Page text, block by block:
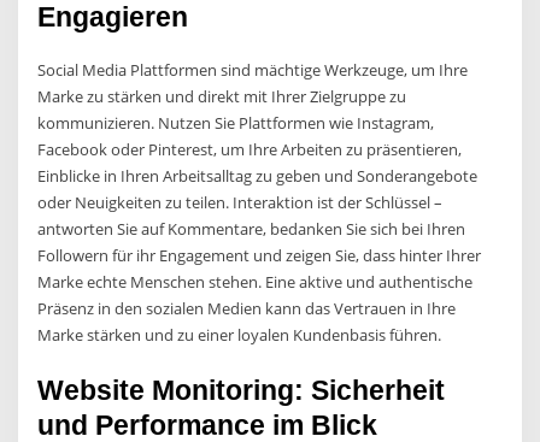
Engagieren
Social Media Plattformen sind mächtige Werkzeuge, um Ihre
Marke zu stärken und direkt mit Ihrer Zielgruppe zu
kommunizieren. Nutzen Sie Plattformen wie Instagram,
Facebook oder Pinterest, um Ihre Arbeiten zu präsentieren,
Einblicke in Ihren Arbeitsalltag zu geben und Sonderangebote
oder Neuigkeiten zu teilen. Interaktion ist der Schlüssel –
antworten Sie auf Kommentare, bedanken Sie sich bei Ihren
Followern für ihr Engagement und zeigen Sie, dass hinter Ihrer
Marke echte Menschen stehen. Eine aktive und authentische
Präsenz in den sozialen Medien kann das Vertrauen in Ihre
Marke stärken und zu einer loyalen Kundenbasis führen.
Website Monitoring: Sicherheit
und Performance im Blick